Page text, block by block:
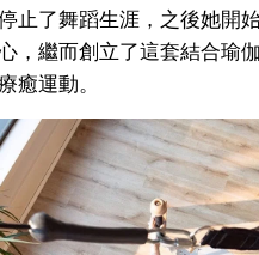
止了舞蹈生涯，之後她開
，繼而創立了這套結合瑜
癒運動。